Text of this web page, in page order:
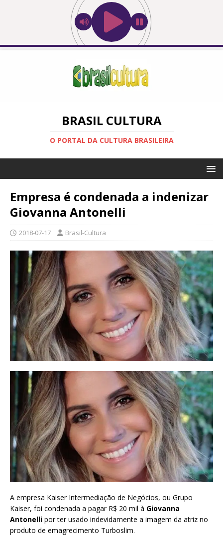
BRASIL CULTURA
O PORTAL DA CULTURA BRASILEIRA
Empresa é condenada a indenizar
Giovanna Antonelli
2018-07-17 Brasil-Cultura
A empresa Kaiser Intermediação de Negócios, ou Grupo
Kaiser, foi condenada a pagar R$ 20 mil à Giovanna
Antonelli por ter usado indevidamente a imagem da atriz no
produto de emagrecimento Turboslim.